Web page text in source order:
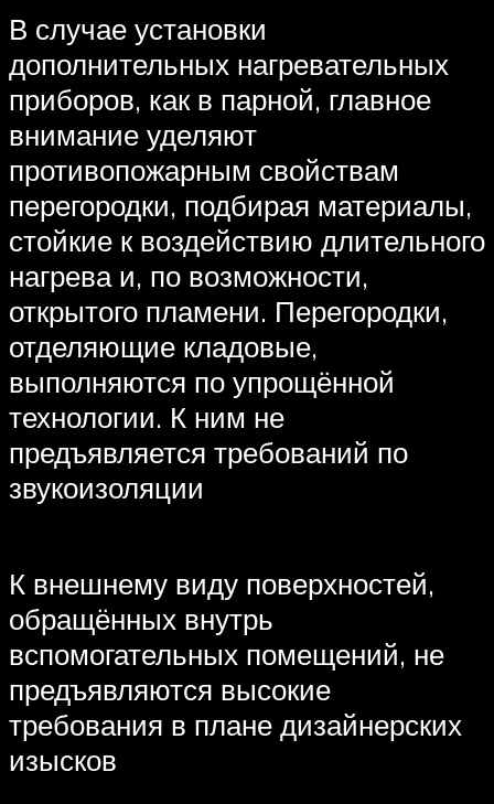
В случае установки
дополнительных нагревательных
приборов, как в парной, главное
внимание уделяют
противопожарным свойствам
перегородки, подбирая материалы,
стойкие к воздействию длительного
нагрева и, по возможности,
открытого пламени. Перегородки,
отделяющие кладовые,
выполняются по упрощённой
технологии. К ним не
предъявляется требований по
звукоизоляции
К внешнему виду поверхностей,
обращённых внутрь
вспомогательных помещений, не
предъявляются высокие
требования в плане дизайнерских
изысков